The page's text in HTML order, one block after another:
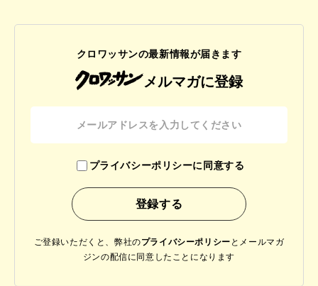
クロワッサンの最新情報が届きます
メルマガに登録
プライバシーポリシーに同意する
ご登録いただくと、弊社のプライバシーポリシー と メールマガ
ジンの配信に同意したことになります